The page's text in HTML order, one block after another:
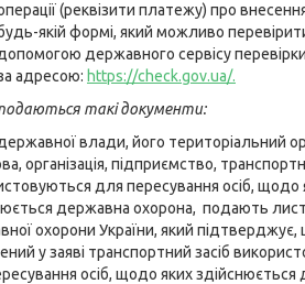
(реквізити платежу) про
якій формі, який можливо
державного сервісу
адресою: https://check.gov.ua/.
такі документи:
влади, його територіальний
організація, підприємство,
для пересування осіб, щодо
державна охорона, подають
охорони України, який підтверджує,
у заяві транспортний засіб
осіб, щодо яких